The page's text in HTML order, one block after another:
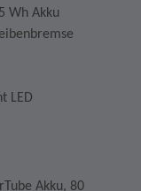
Wh Akku
LED
Akku, 80